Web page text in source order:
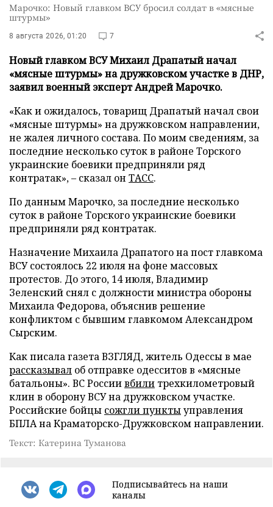
Марочко: Новый главком ВСУ бросил солдат в «мясные
штурмы»
8 августа 2026, 01:20 7
Новый главком ВСУ Михаил Драпатый начал
«мясные штурмы» на дружковском участке в ДНР,
заявил военный эксперт Андрей Марочко.
«Как и ожидалось, товарищ Драпатый начал свои
«мясные штурмы» на дружковском направлении,
не жалея личного состава. По моим сведениям, за
последние несколько суток в районе Торского
украинские боевики предприняли ряд
контратак», – сказал он ТАСС.
По данным Марочко, за последние несколько
суток в районе Торского украинские боевики
предприняли ряд контратак.
Назначение Михаила Драпатого на пост главкома
ВСУ состоялось 22 июля на фоне массовых
протестов. До этого, 14 июля, Владимир
Зеленский снял с должности министра обороны
Михаила Федорова, объяснив решение
конфликтом с бывшим главкомом Александром
Сырским.
Как писала газета ВЗГЛЯД, житель Одессы в мае
рассказывал об отправке одесситов в «мясные
батальоны». ВС Россиивбили трехкилометровый
клин в оборону ВСУ на дружковском участке.
Российские бойцы сожгли пунктыуправления
БПЛА на Краматорско-Дружковском направлении.
Текст: Катерина Туманова
Подписывайтесь на наши
каналы